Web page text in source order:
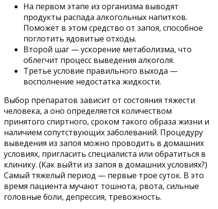
На первом этапе из организма выводят
продукты распада алкогольных напитков.
Поможет в этом средство от запоя, способное
поглотить ядовитые отходы.
Второй шаг — ускорение метаболизма, что
облегчит процесс выведения алкоголя.
Третье условие правильного выхода —
восполнение недостатка жидкости.
Выбор препаратов зависит от состояния тяжести
человека, а оно определяется количеством
принятого спиртного, сроком такого образа жизни и
наличием сопутствующих заболеваний. Процедуру
выведения из запоя можно проводить в домашних
условиях, пригласить специалиста или обратиться в
клинику. (Как выйти из запоя в домашних условиях?)
Самый тяжелый период — первые трое суток. В это
время пациента мучают тошнота, рвота, сильные
головные боли, депрессия, тревожность.